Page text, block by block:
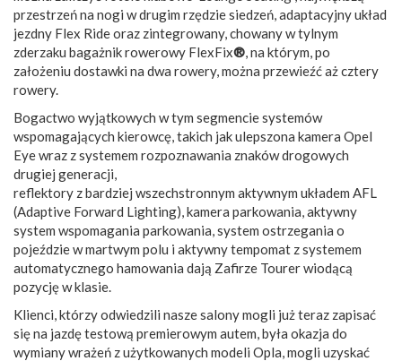
przestrzeń na nogi w drugim rzędzie siedzeń, adaptacyjny układ
jezdny Flex Ride oraz zintegrowany, chowany w tylnym
zderzaku bagażnik rowerowy FlexFix®, na którym, po
założeniu dostawki na dwa rowery, można przewieźć aż cztery
rowery.
Bogactwo wyjątkowych w tym segmencie systemów
wspomagających kierowcę, takich jak ulepszona kamera Opel
Eye wraz z systemem rozpoznawania znaków drogowych
drugiej generacji,
reflektory z bardziej wszechstronnym aktywnym układem AFL
(Adaptive Forward Lighting), kamera parkowania, aktywny
system wspomagania parkowania, system ostrzegania o
pojeździe w martwym polu i aktywny tempomat z systemem
automatycznego hamowania dają Zafirze Tourer wiodącą
pozycję w klasie.
Klienci, którzy odwiedzili nasze salony mogli już teraz zapisać
się na jazdę testową premierowym autem, była okazja do
wymiany wrażeń z użytkowanych modeli Opla, mogli uzyskać